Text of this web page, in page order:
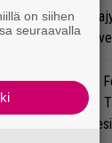
Tällainen
katso tulinen
Hellsinki Metal
Paradise Lost,
päätöspäivän
on siihen
seuraavalla